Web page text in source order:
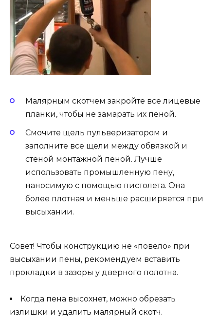
Малярным скотчем закройте все лицевые
планки, чтобы не замарать их пеной.
Смочите щель пульверизатором и
заполните все щели между обвязкой и
стеной монтажной пеной. Лучше
использовать промышленную пену,
наносимую с помощью пистолета. Она
более плотная и меньше расширяется при
высыхании.
Совет! Чтобы конструкцию не «повело» при
высыхании пены, рекомендуем вставить
прокладки в зазоры у дверного полотна.
Когда пена высохнет, можно обрезать
излишки и удалить малярный скотч.